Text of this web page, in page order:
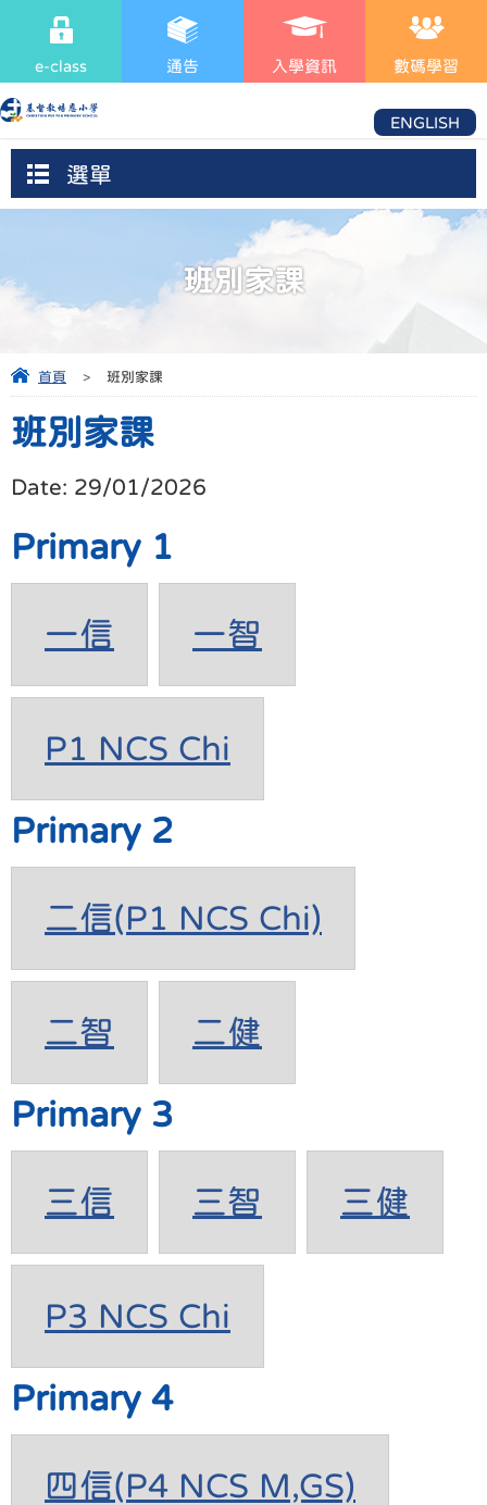
e-class 通告 入學資訊 數碼學習
ENGLISH
選單
班別家課
首頁 > 班別家課
班別家課
Date: 29/01/2026
Primary 1
一信 一智
P1 NCS Chi
Primary 2
二信(P1 NCS Chi)
二智 二健
Primary 3
三信 三智 三健
P3 NCS Chi
Primary 4
四信(P4 NCS M,GS)